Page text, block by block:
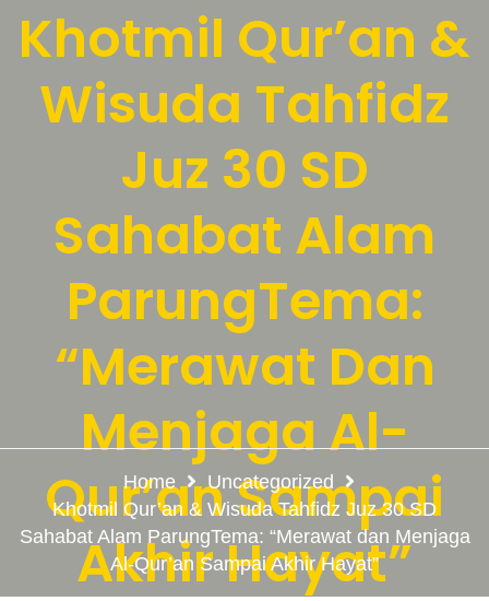
Khotmil Qur’an &
Wisuda Tahfidz
Juz 30 SD
Sahabat Alam
ParungTema:
“Merawat Dan
Menjaga Al-
Qur’an Sampai
Akhir Hayat”
Home
Uncategorized
Khotmil Qur’an & Wisuda Tahfidz Juz 30 SD
Sahabat Alam ParungTema: “Merawat dan Menjaga
Al-Qur’an Sampai Akhir Hayat”